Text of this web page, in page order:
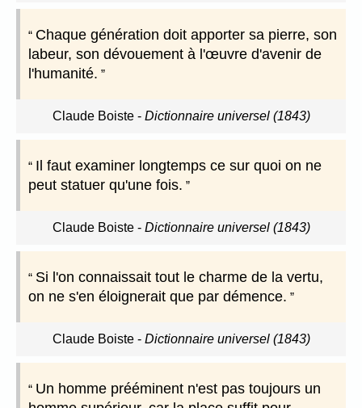
Chaque génération doit apporter sa pierre, son
labeur, son dévouement à l'œuvre d'avenir de
l'humanité.
Claude Boiste- Dictionnaire universel (1843)
Il faut examiner longtemps ce sur quoi on ne
peut statuer qu'une fois.
Claude Boiste- Dictionnaire universel (1843)
Si l'on connaissait tout le charme de la vertu,
on ne s'en éloignerait que par démence.
Claude Boiste- Dictionnaire universel (1843)
Un homme prééminent n'est pas toujours un